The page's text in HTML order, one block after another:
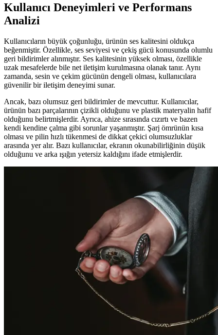
Kullanıcı Deneyimleri ve Performans
Analizi
Kullanıcıların büyük çoğunluğu, ürünün ses kalitesini oldukça
beğenmiştir. Özellikle, ses seviyesi ve çekiş gücü konusunda olumlu
geri bildirimler alınmıştır. Ses kalitesinin yüksek olması, özellikle
uzak mesafelerde bile net iletişim kurulmasına olanak tanır. Aynı
zamanda, sesin ve çekim gücünün dengeli olması, kullanıcılara
güvenilir bir iletişim deneyimi sunar.
Ancak, bazı olumsuz geri bildirimler de mevcuttur. Kullanıcılar,
ürünün bazı parçalarının çizikli olduğunu ve plastik materyalin hafif
olduğunu belirtmişlerdir. Ayrıca, ahize sırasında cızırtı ve bazen
kendi kendine çalma gibi sorunlar yaşanmıştır. Şarj ömrünün kısa
olması ve pilin hızlı tükenmesi de dikkat çekici olumsuzluklar
arasında yer alır. Bazı kullanıcılar, ekranın okunabilirliğinin düşük
olduğunu ve arka ışığın yetersiz kaldığını ifade etmişlerdir.